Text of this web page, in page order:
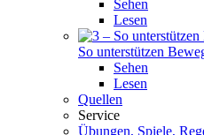
Sehen
Lesen
So unterstützen
Sehen
Lesen
Quellen
Service
Übungen, Spiele,